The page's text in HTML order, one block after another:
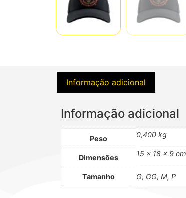
Informação adicional
Informação adicional
Peso 0,400 kg
Dimensões 15 × 18 × 9 cm
Tamanho G, GG, M, P